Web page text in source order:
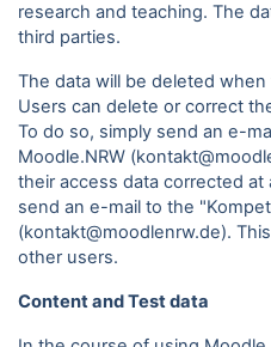
research and teaching. The
third parties.
The data will be deleted
Users can delete or correct
To do so, simply send an e-
Moodle.NRW
their access data corrected at
send an e-mail to the
(kontakt@moodlenrw.de).
other users.
Content and Test data